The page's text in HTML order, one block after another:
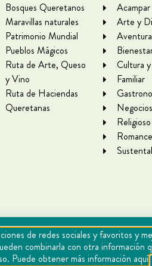
Bosques Queretanos
Maravillas naturales
Patrimonio Mundial
Pueblos Mágicos
Ruta de Arte, Queso
y Vino
Ruta de Haciendas
Queretanas
Acampar
Arte y
Cultura
Familiar
Negocios
Religioso
Romance
de redes sociales y favoritos y
combinarla con otra información
Puede obtener más información aquí